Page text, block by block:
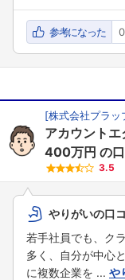
参考になった 0
[株式会社プラッ
アカウント
400万円 の
3.5
やりがいの口
若手社員でも、ク
多く、自分が中心
に複数企業を ... や